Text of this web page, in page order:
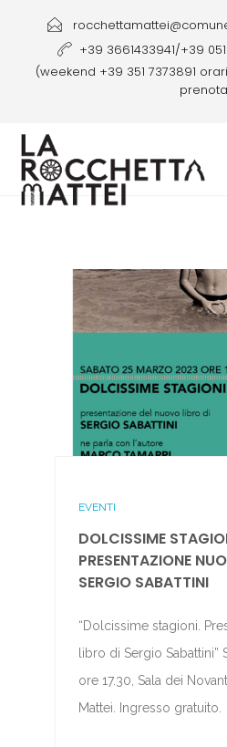
+39 3661433941/+39
(weekend +39 351 7373891
EVENTI
DOLCISSIME
PRESENTAZIONE
SERGIO SABATTINI
“Dolcissime stagioni.
libro di Sergio Sabattini”
ore 17.30, Sala dei
Mattei. Ingresso gratuito.